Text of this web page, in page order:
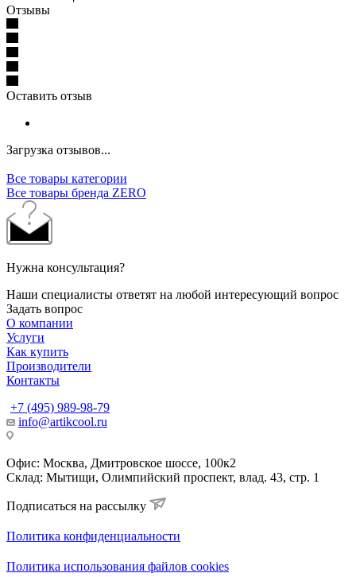
Отзывы
Оставить отзыв
Загрузка отзывов...
Все товары категории
Все товары бренда ZERO
Нужна консультация?
Наши специалисты ответят на любой интересующий вопрос
Задать вопрос
О компании
Услуги
Как купить
Производители
Контакты
+7 (495) 989-98-79
info@artikcool.ru
Офис: Москва, Дмитровское шоссе, 100к2
Склад: Мытищи, Олимпийский проспект, влад. 43, стр. 1
Подписаться на рассылку
Политика конфиденциальности
Политика использования файлов cookies